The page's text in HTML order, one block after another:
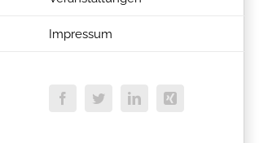
Impressum
FacebookTwitterLinkedInXing